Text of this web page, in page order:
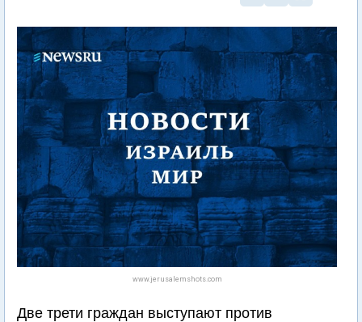
www.jerusalemshots.com
Две трети граждан выступают против